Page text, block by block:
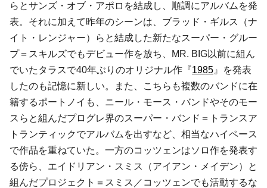
らとサンズ・オブ・アポロを結成し、順調にアルバムを発
表。それに加えて昨年のシーンは、ブラッド・ギルス（ナ
イト・レンジャー）らと結成した新たなスーパー・グルー
プ＝スキルズでもデビュー作を放ち、MR. BIG以前に組ん
でいたタラスで40年ぶりのオリジナル作『1985 』を発表
したのも記憶に新しい。また、こちらも複数のバンドに在
籍するポートノイも、ニール・モース・バンドやそのモー
スらと組んだプログレ界のスーパー・バンド＝トランスア
トランティックでアルバムを出すなど、相当なハイペース
で作品を重ねていた。一方のコッツェンはソロ作を発表す
る傍ら、エイドリアン・スミス（アイアン・メイデン）と
組んだプロジェクト＝スミス／コッツェンでも活動するな